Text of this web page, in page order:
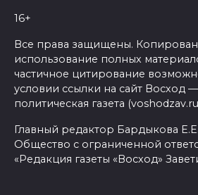
16+
Все права защищены.
использование полных
частичное цитирование
условии ссылки на сайт Восход
политическая газета
Главный редактор Бардыкова
Общество с ограниченной
«Редакция газеты «Восход»